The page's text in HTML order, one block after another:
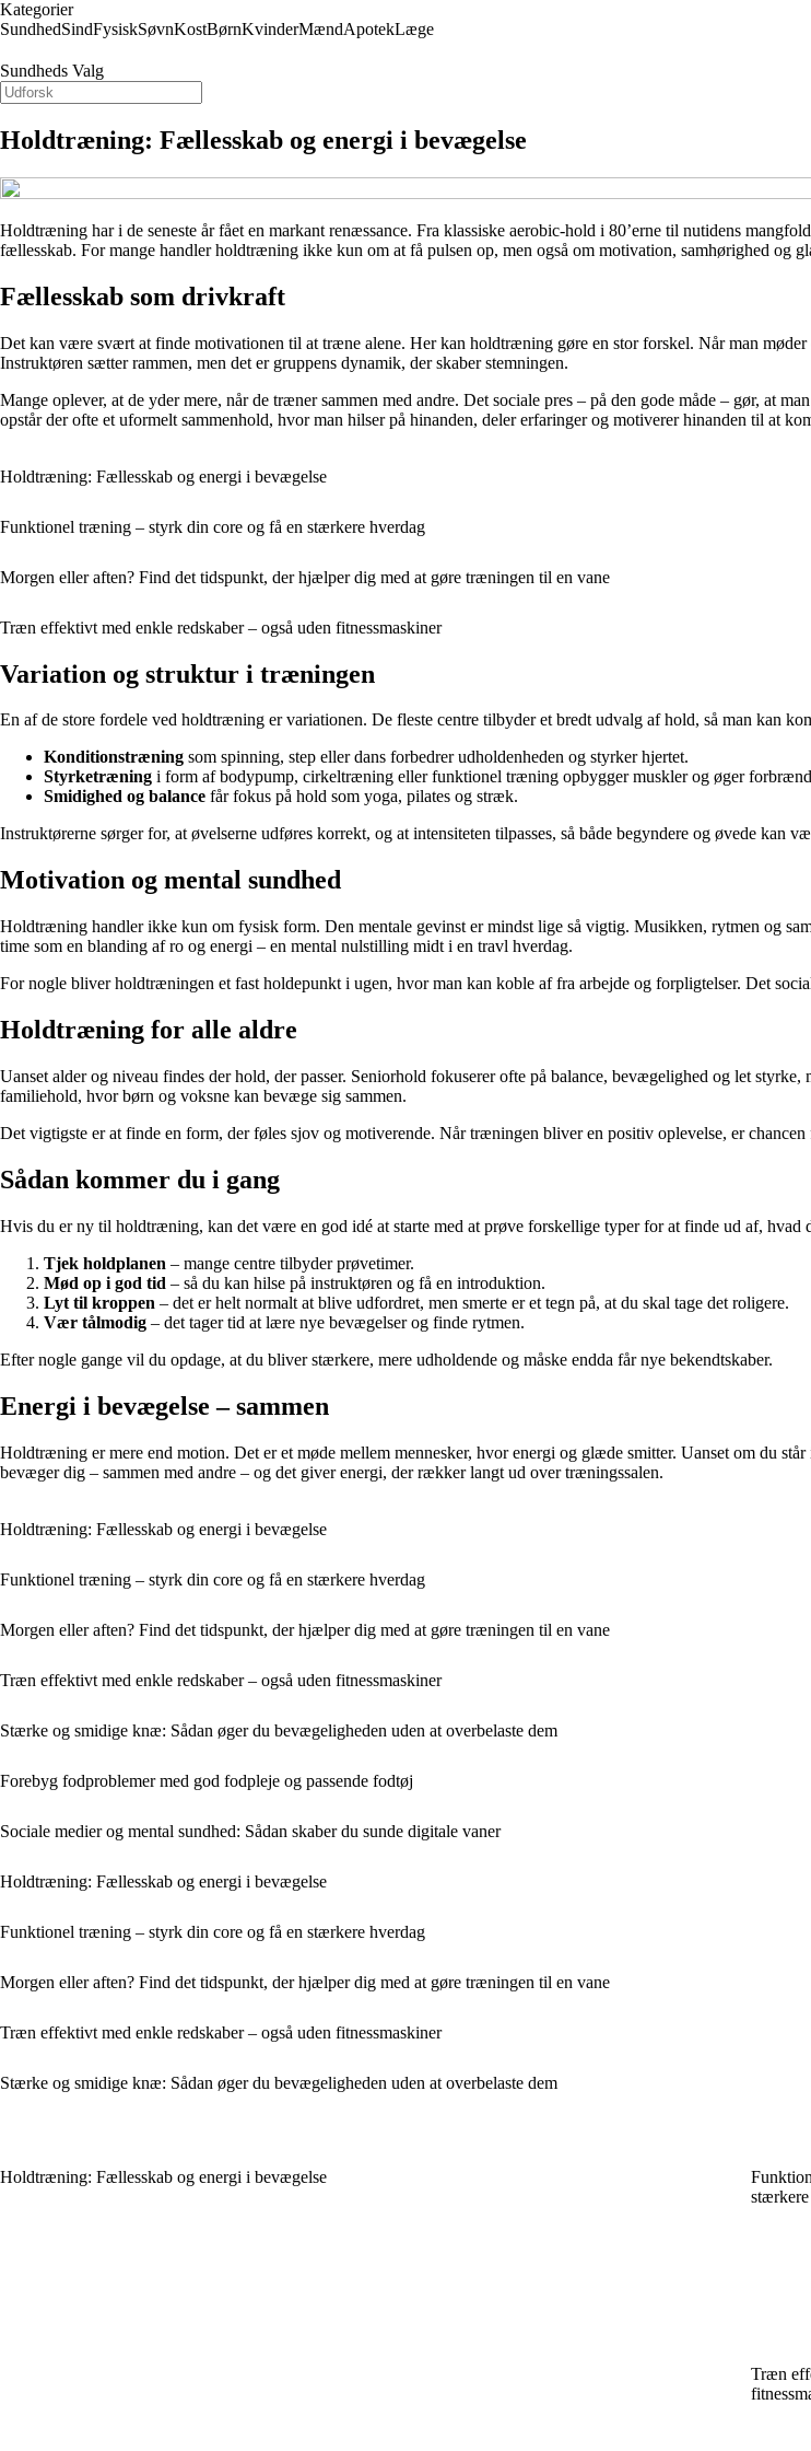
Kategorier
SundhedSindFysiskSøvnKostBørnKvinderMændApotekLæge
Sundheds Valg
Holdtræning: Fællesskab og energi i bevægelse
Holdtræning har i de seneste år fået en markant renæssance. Fra klassiske aerobic-hold i 80’erne til nutidens
fællesskab. For mange handler holdtræning ikke kun om at få pulsen op, men også om motivation, samhørighed og
Fællesskab som drivkraft
Det kan være svært at finde motivationen til at træne alene. Her kan holdtræning gøre en stor forskel. Når man
Instruktøren sætter rammen, men det er gruppens dynamik, der skaber stemningen.
Mange oplever, at de yder mere, når de træner sammen med andre. Det sociale pres – på den gode måde – gør, at
opstår der ofte et uformelt sammenhold, hvor man hilser på hinanden, deler erfaringer og motiverer hinanden til at
Holdtræning: Fællesskab og energi i bevægelse
Funktionel træning – styrk din core og få en stærkere hverdag
Morgen eller aften? Find det tidspunkt, der hjælper dig med at gøre træningen til en vane
Træn effektivt med enkle redskaber – også uden fitnessmaskiner
Variation og struktur i træningen
En af de store fordele ved holdtræning er variationen. De fleste centre tilbyder et bredt udvalg af hold, så man kan
Konditionstræning som spinning, step eller dans forbedrer udholdenheden og styrker hjertet.
Styrketræning i form af bodypump, cirkeltræning eller funktionel træning opbygger muskler og øger
Smidighed og balance får fokus på hold som yoga, pilates og stræk.
Instruktørerne sørger for, at øvelserne udføres korrekt, og at intensiteten tilpasses, så både begyndere og øvede kan
Motivation og mental sundhed
Holdtræning handler ikke kun om fysisk form. Den mentale gevinst er mindst lige så vigtig. Musikken, rytmen og
time som en blanding af ro og energi – en mental nulstilling midt i en travl hverdag.
For nogle bliver holdtræningen et fast holdepunkt i ugen, hvor man kan koble af fra arbejde og forpligtelser. Det
Holdtræning for alle aldre
Uanset alder og niveau findes der hold, der passer. Seniorhold fokuserer ofte på balance, bevægelighed og let
familiehold, hvor børn og voksne kan bevæge sig sammen.
Det vigtigste er at finde en form, der føles sjov og motiverende. Når træningen bliver en positiv oplevelse, er chancen
Sådan kommer du i gang
Hvis du er ny til holdtræning, kan det være en god idé at starte med at prøve forskellige typer for at finde ud af, hvad
Tjek holdplanen – mange centre tilbyder prøvetimer.
Mød op i god tid – så du kan hilse på instruktøren og få en introduktion.
Lyt til kroppen – det er helt normalt at blive udfordret, men smerte er et tegn på, at du skal tage det roligere.
Vær tålmodig – det tager tid at lære nye bevægelser og finde rytmen.
Efter nogle gange vil du opdage, at du bliver stærkere, mere udholdende og måske endda får nye bekendtskaber.
Energi i bevægelse – sammen
Holdtræning er mere end motion. Det er et møde mellem mennesker, hvor energi og glæde smitter. Uanset om du
bevæger dig – sammen med andre – og det giver energi, der rækker langt ud over træningssalen.
Holdtræning: Fællesskab og energi i bevægelse
Funktionel træning – styrk din core og få en stærkere hverdag
Morgen eller aften? Find det tidspunkt, der hjælper dig med at gøre træningen til en vane
Træn effektivt med enkle redskaber – også uden fitnessmaskiner
Stærke og smidige knæ: Sådan øger du bevægeligheden uden at overbelaste dem
Forebyg fodproblemer med god fodpleje og passende fodtøj
Sociale medier og mental sundhed: Sådan skaber du sunde digitale vaner
Holdtræning: Fællesskab og energi i bevægelse
Funktionel træning – styrk din core og få en stærkere hverdag
Morgen eller aften? Find det tidspunkt, der hjælper dig med at gøre træningen til en vane
Træn effektivt med enkle redskaber – også uden fitnessmaskiner
Stærke og smidige knæ: Sådan øger du bevægeligheden uden at overbelaste dem
Holdtræning: Fællesskab og energi i bevægelse
Træn